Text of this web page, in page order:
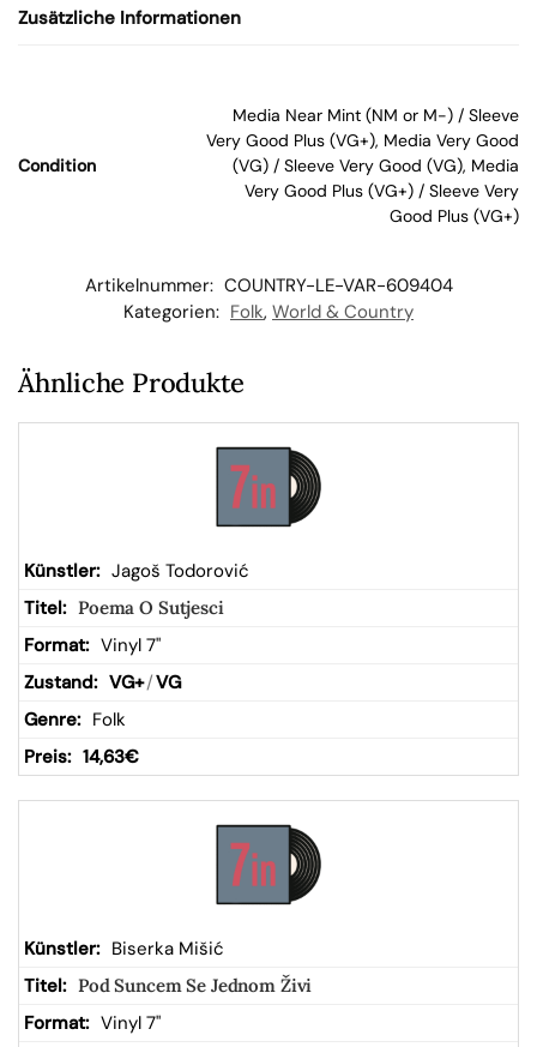
W
b
Zusätzliche Informationen
Condition
Media Near Mint (NM or M-) / Sleeve
Very Good Plus (VG+), Media Very Good
(VG) / Sleeve Very Good (VG), Media
Very Good Plus (VG+) / Sleeve Very
Good Plus (VG+)
Artikelnummer: COUNTRY-LE-VAR-609404
Kategorien: Folk, World & Country
Ähnliche Produkte
Jagoš Todorović
Poema O Sutjesci
Vinyl 7"
VG+/VG
Folk
14,63€
Biserka Mišić
Pod Suncem Se Jednom Živi
Vinyl 7"